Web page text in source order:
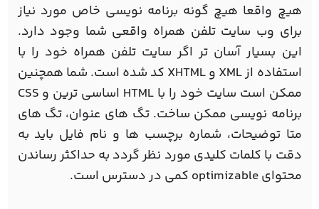
هیچ واقعا هیچ گونه برنامه نویسی خاص مورد نیاز
برای وب سایت تلفن همراه واقعی شما وجود دارد.
این بسیار آسان تر اگر سایت تلفن همراه خود را با
استفاده از XML و XHTML کد شده است. شما همچنین
ممکن است سایت خود را با HTML اساسی ترین و CSS
برنامه نویسی ممکن ساخت. تگ های عنوان، تگ های
متا توضیحات، شماره برچسب ها و نام فایل باید به
دقت با کلمات کلیدی مورد نظر گردد به حداکثر رساندن
محتوای optimizable کمی در دسترس است.